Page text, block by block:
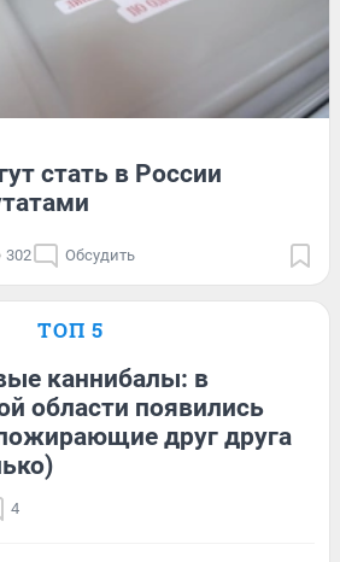
стать в России
302 Обсудить
ТОП 5
каннибалы: в
области появились
друг друга
4